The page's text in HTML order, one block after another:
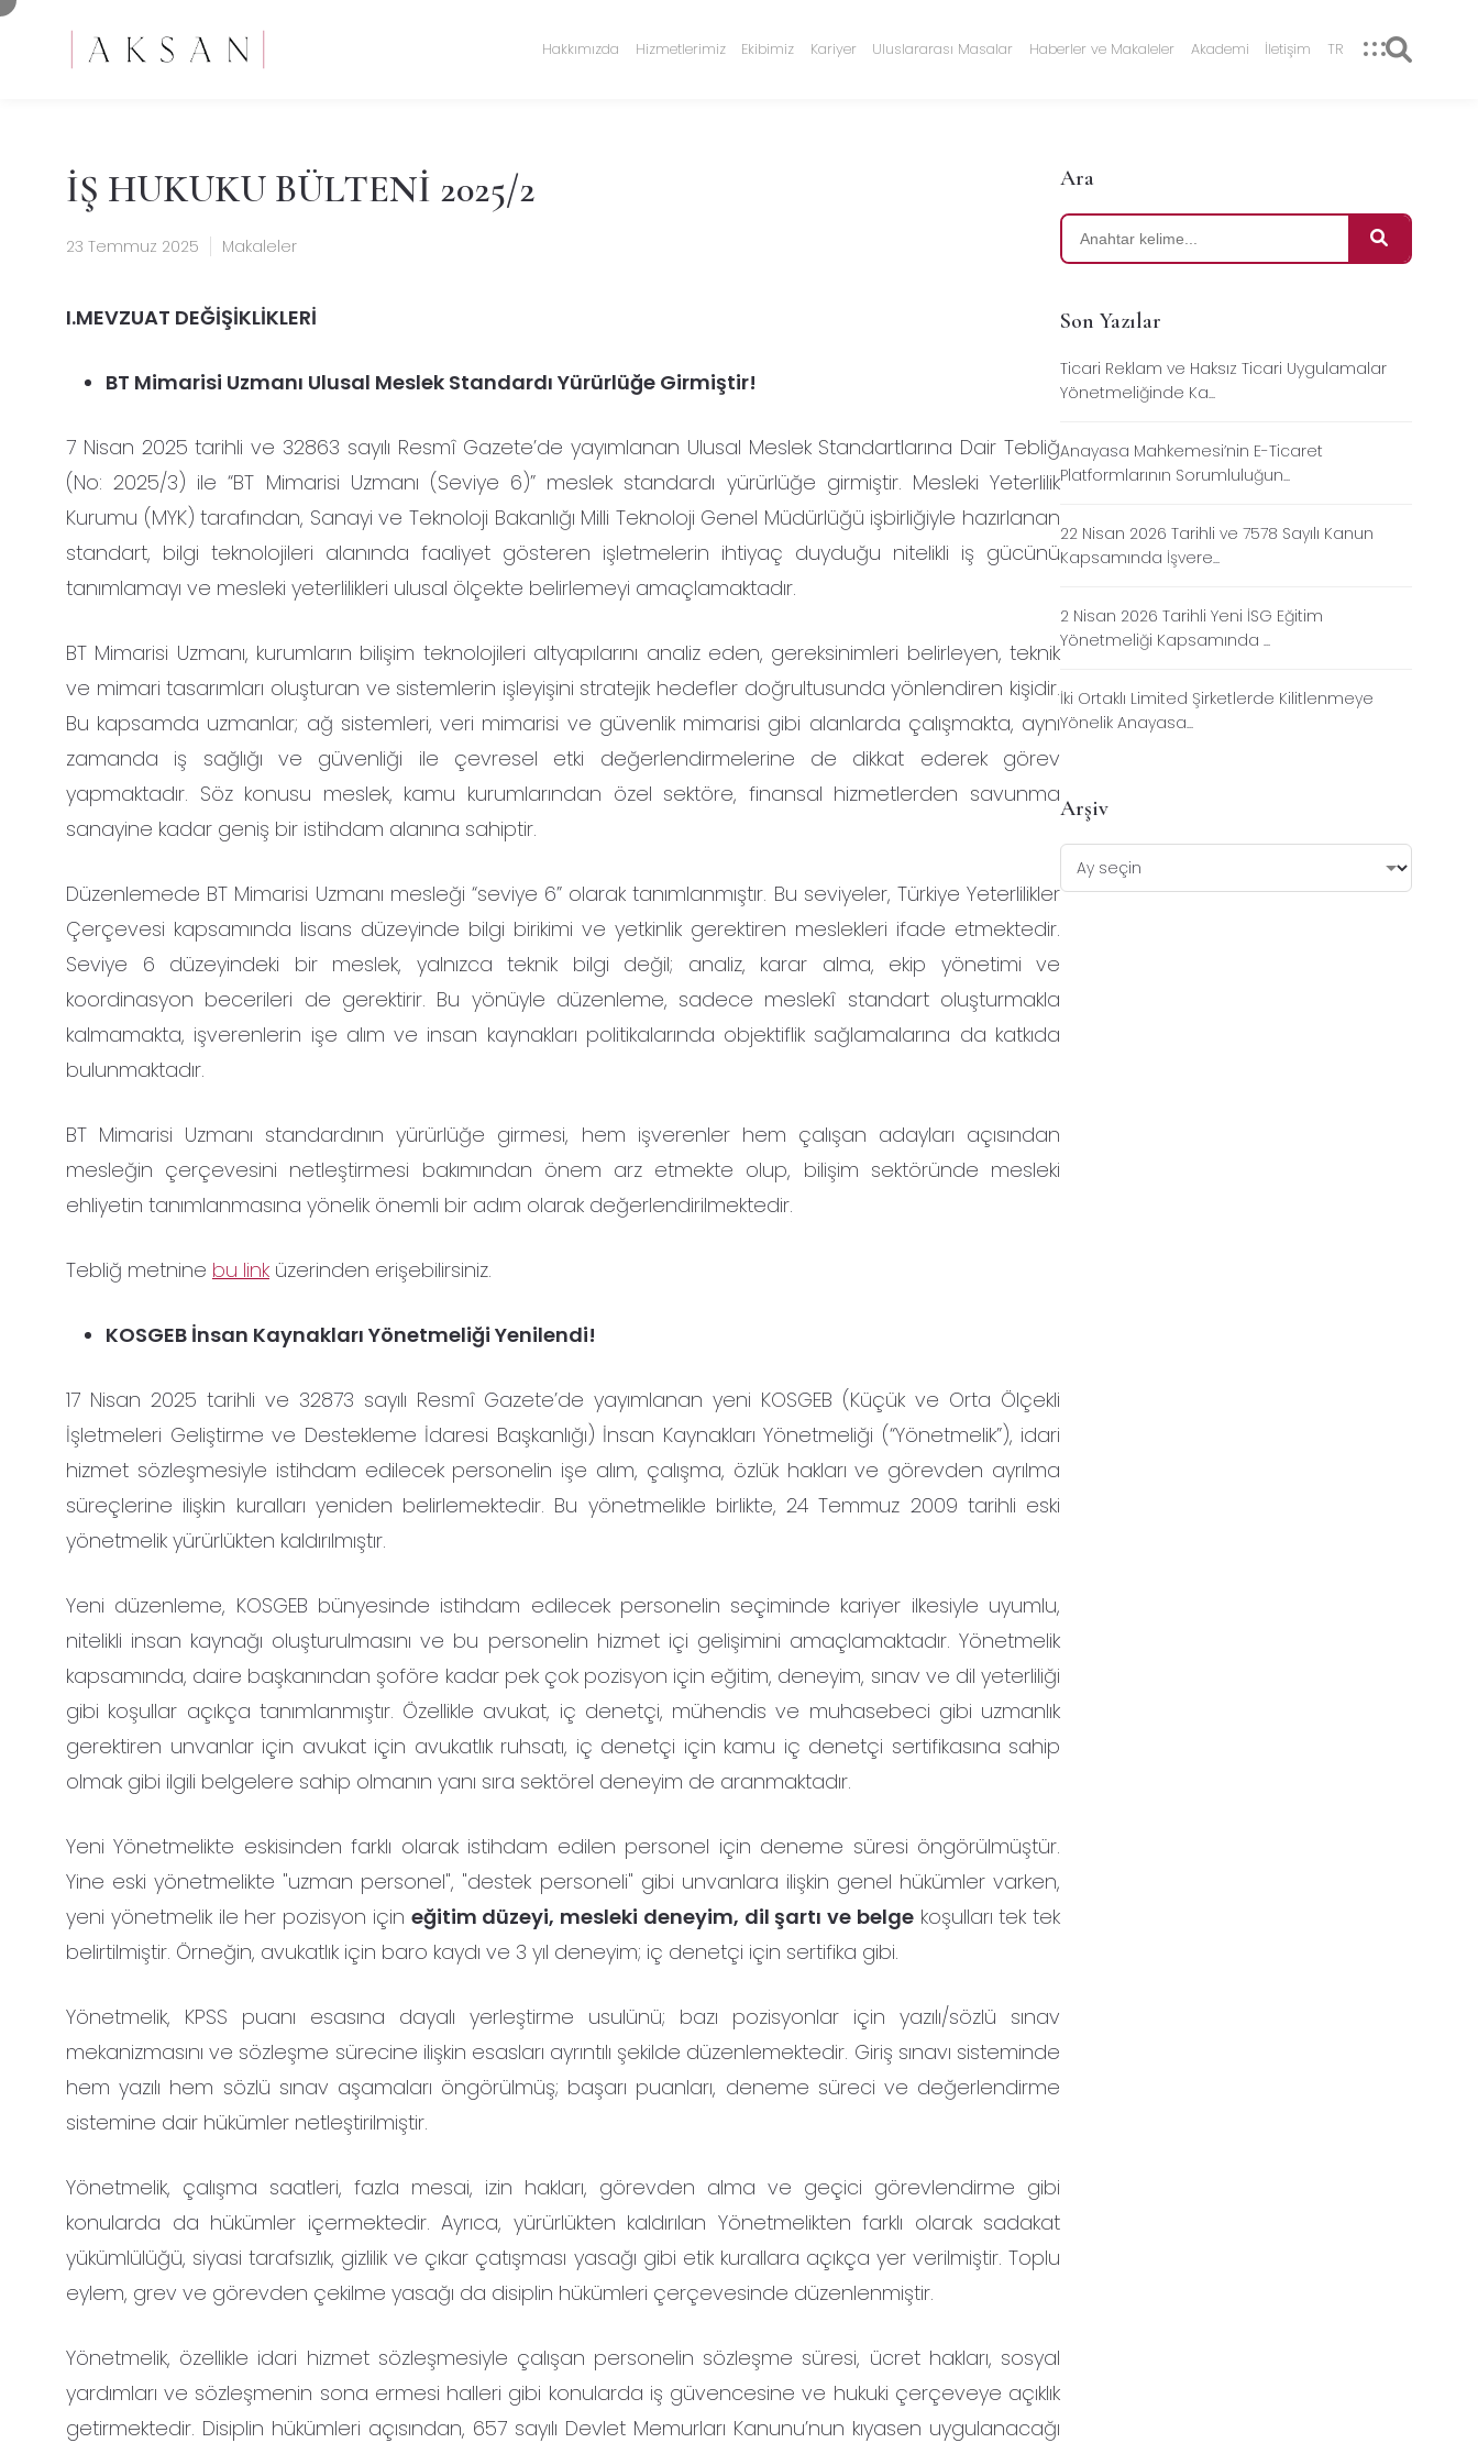
Hakkımızda Hizmetlerimiz Ekibimiz Kariyer Uluslararası Masalar Haberler ve Makaleler Akademi İletişim TR
İŞ HUKUKU BÜLTENİ 2025/2
23 Temmuz 2025 Makaleler
I.MEVZUAT DEĞİŞİKLİKLERİ
BT Mimarisi Uzmanı Ulusal Meslek Standardı Yürürlüğe Girmiştir!
7 Nisan 2025 tarihli ve 32863 sayılı Resmî Gazete’de yayımlanan Ulusal Meslek Standartlarına Dair Tebliğ
(No: 2025/3) ile “BT Mimarisi Uzmanı (Seviye 6)” meslek standardı yürürlüğe girmiştir. Mesleki Yeterlilik
Kurumu (MYK) tarafından, Sanayi ve Teknoloji Bakanlığı Milli Teknoloji Genel Müdürlüğü işbirliğiyle hazırlanan
standart, bilgi teknolojileri alanında faaliyet gösteren işletmelerin ihtiyaç duyduğu nitelikli iş gücünü
tanımlamayı ve mesleki yeterlilikleri ulusal ölçekte belirlemeyi amaçlamaktadır.
BT Mimarisi Uzmanı, kurumların bilişim teknolojileri altyapılarını analiz eden, gereksinimleri belirleyen, teknik
ve mimari tasarımları oluşturan ve sistemlerin işleyişini stratejik hedefler doğrultusunda yönlendiren kişidir.
Bu kapsamda uzmanlar; ağ sistemleri, veri mimarisi ve güvenlik mimarisi gibi alanlarda çalışmakta, aynı
zamanda iş sağlığı ve güvenliği ile çevresel etki değerlendirmelerine de dikkat ederek görev
yapmaktadır. Söz konusu meslek, kamu kurumlarından özel sektöre, finansal hizmetlerden savunma
sanayine kadar geniş bir istihdam alanına sahiptir.
Düzenlemede BT Mimarisi Uzmanı mesleği “seviye 6” olarak tanımlanmıştır. Bu seviyeler, Türkiye Yeterlilikler
Çerçevesi kapsamında lisans düzeyinde bilgi birikimi ve yetkinlik gerektiren meslekleri ifade etmektedir.
Seviye 6 düzeyindeki bir meslek, yalnızca teknik bilgi değil; analiz, karar alma, ekip yönetimi ve
koordinasyon becerileri de gerektirir. Bu yönüyle düzenleme, sadece meslekî standart oluşturmakla
kalmamakta, işverenlerin işe alım ve insan kaynakları politikalarında objektiflik sağlamalarına da katkıda
bulunmaktadır.
BT Mimarisi Uzmanı standardının yürürlüğe girmesi, hem işverenler hem çalışan adayları açısından
mesleğin çerçevesini netleştirmesi bakımından önem arz etmekte olup, bilişim sektöründe mesleki
ehliyetin tanımlanmasına yönelik önemli bir adım olarak değerlendirilmektedir.
Tebliğ metnine bu link üzerinden erişebilirsiniz.
KOSGEB İnsan Kaynakları Yönetmeliği Yenilendi!
17 Nisan 2025 tarihli ve 32873 sayılı Resmî Gazete’de yayımlanan yeni KOSGEB (Küçük ve Orta Ölçekli
İşletmeleri Geliştirme ve Destekleme İdaresi Başkanlığı) İnsan Kaynakları Yönetmeliği (“Yönetmelik”), idari
hizmet sözleşmesiyle istihdam edilecek personelin işe alım, çalışma, özlük hakları ve görevden ayrılma
süreçlerine ilişkin kuralları yeniden belirlemektedir. Bu yönetmelikle birlikte, 24 Temmuz 2009 tarihli eski
yönetmelik yürürlükten kaldırılmıştır.
Yeni düzenleme, KOSGEB bünyesinde istihdam edilecek personelin seçiminde kariyer ilkesiyle uyumlu,
nitelikli insan kaynağı oluşturulmasını ve bu personelin hizmet içi gelişimini amaçlamaktadır. Yönetmelik
kapsamında, daire başkanından şoföre kadar pek çok pozisyon için eğitim, deneyim, sınav ve dil yeterliliği
gibi koşullar açıkça tanımlanmıştır. Özellikle avukat, iç denetçi, mühendis ve muhasebeci gibi uzmanlık
gerektiren unvanlar için avukat için avukatlık ruhsatı, iç denetçi için kamu iç denetçi sertifikasına sahip
olmak gibi ilgili belgelere sahip olmanın yanı sıra sektörel deneyim de aranmaktadır.
Yeni Yönetmelikte eskisinden farklı olarak istihdam edilen personel için deneme süresi öngörülmüştür.
Yine eski yönetmelikte "uzman personel", "destek personeli" gibi unvanlara ilişkin genel hükümler varken,
yeni yönetmelik ile her pozisyon için eğitim düzeyi, mesleki deneyim, dil şartı ve belgekoşulları tek tek
belirtilmiştir. Örneğin, avukatlık için baro kaydı ve 3 yıl deneyim; iç denetçi için sertifika gibi.
Yönetmelik, KPSS puanı esasına dayalı yerleştirme usulünü; bazı pozisyonlar için yazılı/sözlü sınav
mekanizmasını ve sözleşme sürecine ilişkin esasları ayrıntılı şekilde düzenlemektedir. Giriş sınavı sisteminde
hem yazılı hem sözlü sınav aşamaları öngörülmüş; başarı puanları, deneme süreci ve değerlendirme
sistemine dair hükümler netleştirilmiştir.
Yönetmelik, çalışma saatleri, fazla mesai, izin hakları, görevden alma ve geçici görevlendirme gibi
konularda da hükümler içermektedir. Ayrıca, yürürlükten kaldırılan Yönetmelikten farklı olarak sadakat
yükümlülüğü, siyasi tarafsızlık, gizlilik ve çıkar çatışması yasağı gibi etik kurallara açıkça yer verilmiştir. Toplu
eylem, grev ve görevden çekilme yasağı da disiplin hükümleri çerçevesinde düzenlenmiştir.
Yönetmelik, özellikle idari hizmet sözleşmesiyle çalışan personelin sözleşme süresi, ücret hakları, sosyal
yardımları ve sözleşmenin sona ermesi halleri gibi konularda iş güvencesine ve hukuki çerçeveye açıklık
getirmektedir. Disiplin hükümleri açısından, 657 sayılı Devlet Memurları Kanunu’nun kıyasen uygulanacağı
Ara
Son Yazılar
Ticari Reklam ve Haksız Ticari Uygulamalar
Yönetmeliğinde Ka...
Anayasa Mahkemesi’nin E-Ticaret
Platformlarının Sorumluluğun...
22 Nisan 2026 Tarihli ve 7578 Sayılı Kanun
Kapsamında İşvere...
2 Nisan 2026 Tarihli Yeni İSG Eğitim
Yönetmeliği Kapsamında ...
İki Ortaklı Limited Şirketlerde Kilitlenmeye
Yönelik Anayasa...
Arşiv